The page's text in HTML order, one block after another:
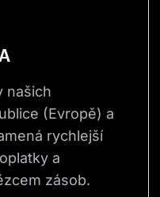
našich
(Evropě) a
rychlejší
a
zásob.